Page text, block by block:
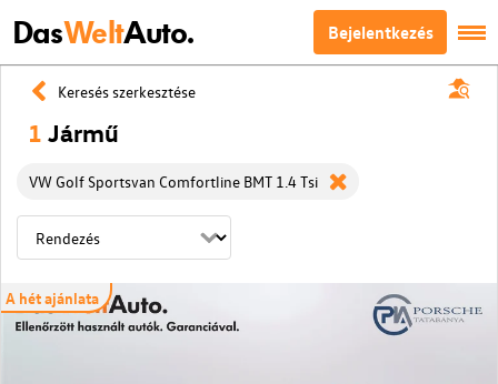
DasWeltAuto. Bejelentkezés
Keresés szerkesztése
1 Jármű
VW Golf Sportsvan Comfortline BMT 1.4 Tsi
A hét ajánlata